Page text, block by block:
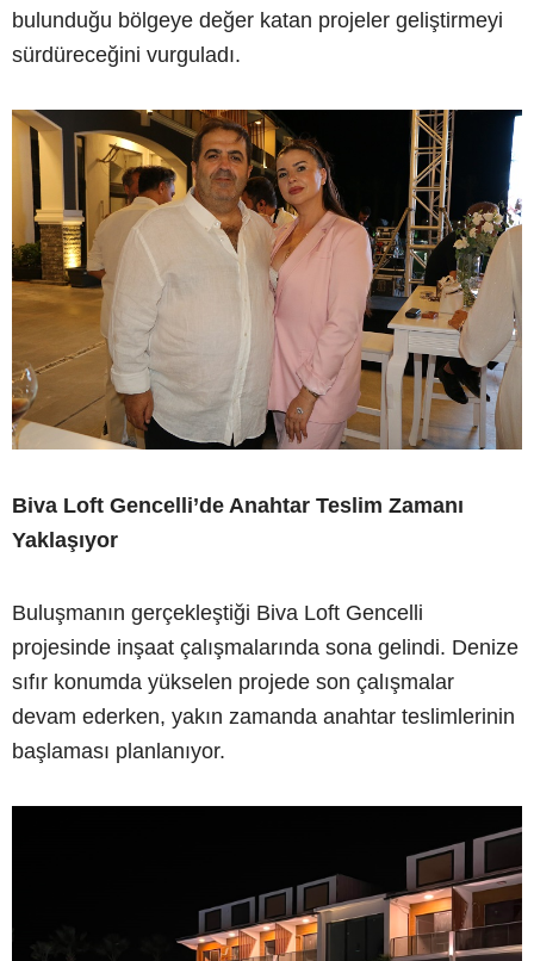
bulunduğu bölgeye değer katan projeler geliştirmeyi
sürdüreceğini vurguladı.
Biva Loft Gencelli’de Anahtar Teslim Zamanı
Yaklaşıyor
Buluşmanın gerçekleştiği Biva Loft Gencelli
projesinde inşaat çalışmalarında sona gelindi. Denize
sıfır konumda yükselen projede son çalışmalar
devam ederken, yakın zamanda anahtar teslimlerinin
başlaması planlanıyor.